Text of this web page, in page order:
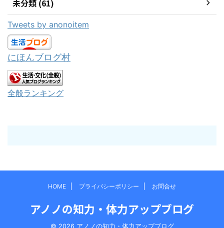
未分類 (61)
Tweets by anonoitem
にほんブログ村
全般ランキング
HOME プライバシーポリシー お問合せ
アノノの知力・体力アップブログ
© 2026 アノノの知力・体力アップブログ